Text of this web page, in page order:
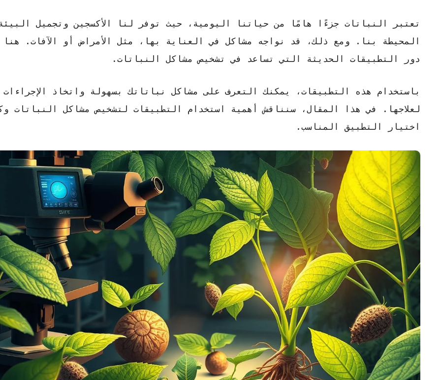
تعتبر النباتات جزءًا هامًا من حياتنا اليومية، حيث توفر لنا الأكسجين وتجميل
المحيطة بنا. ومع ذلك، قد نواجه مشاكل في العناية بها، مثل الأمراض أو الآفات. هنا
دور التطبيقات الحديثة التي تساعد في
تشخيص مشاكل النباتات.
باستخدام هذه التطبيقات، يمكنك التعرف على مشاكل نباتاتك بسهولة واتخاذ الإجراءات
لعلاجها. في هذا المقال، سنناقش أهمية استخدام التطبيقات لتشخيص مشاكل النباتات
اختيار التطبيق المناسب.